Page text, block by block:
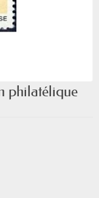
philatélique